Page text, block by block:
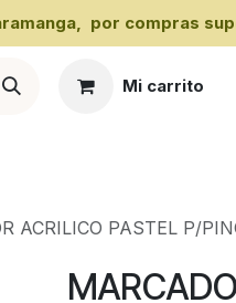
por compras
Mi carrito
ACRILICO PASTEL P/